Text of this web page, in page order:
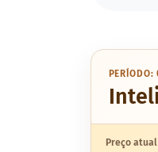
PERÍODO:
Preço atual